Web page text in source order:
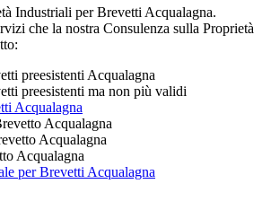
Industriali per Brevetti Acqualagna.
che la nostra Consulenza sulla Proprietà
preesistenti Acqualagna
preesistenti ma non più validi
Acqualagna
Acqualagna
Acqualagna
Acqualagna
per Brevetti Acqualagna